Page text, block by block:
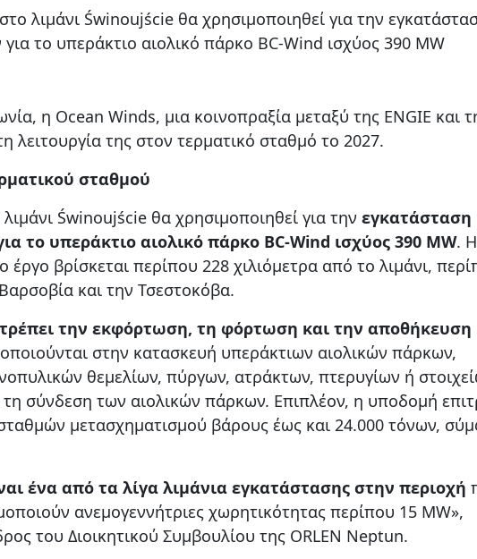
λιμάνι Świnoujście θα χρησιμοποιηθεί για την
το υπεράκτιο αιολικό πάρκο BC-Wind ισχύος 390 MW
η Ocean Winds, μια κοινοπραξία μεταξύ της ENGIE και
λειτουργία της στον τερματικό σταθμό το 2027.
σταθμού
Świnoujście θα χρησιμοποιηθεί για την εγκατάσταση
το υπεράκτιο αιολικό πάρκο BC-Wind ισχύος 390 MW. Η
βρίσκεται περίπου 228 χιλιόμετρα από το λιμάνι,
και την Τσεστοκόβα.
την εκφόρτωση, τη φόρτωση και την αποθήκευση
στην κατασκευή υπεράκτιων αιολικών πάρκων,
θεμελίων, πύργων, ατράκτων, πτερυγίων ή
σύνδεση των αιολικών πάρκων. Επιπλέον, η υποδομή
μετασχηματισμού βάρους έως και 24.000 τόνων,
ένα από τα λίγα λιμάνια εγκατάστασης στην περιοχή
ανεμογεννήτριες χωρητικότητας περίπου 15 MW»,
του Διοικητικού Συμβουλίου της ORLEN Neptun.